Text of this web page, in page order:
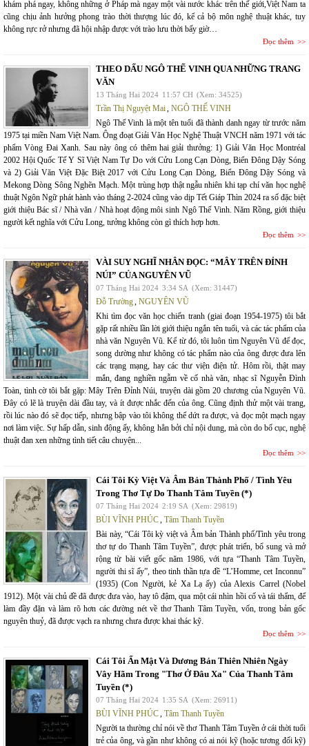
khám phá ngay, không những ở Pháp mà ngay một vài nước khác trên thế giới,Việt Nam ta
cũng chịu ảnh hưởng phong trào thời thượng lúc đó, kể cả bộ môn nghệ thuật khác, tuy
không rực rở nhưng đã hội nhập được với trào lưu thời bấy giờ…
Đọc thêm
THEO DẤU NGÔ THẾ VINH QUA NHỮNG TRANG
VĂN
13 Tháng Hai 2024 11:57 CH (Xem: 34525)
Trần Thị Nguyệt Mai, NGÔ THẾ VINH
Ngô Thế Vinh là một tên tuổi đã thành danh ngay từ trước năm
1975 tại miền Nam Việt Nam. Ông đoạt Giải Văn Học Nghệ Thuật VNCH năm 1971 với tác
phẩm Vòng Đai Xanh. Sau này ông có thêm hai giải thưởng: 1) Giải Văn Học Montréal
2002 Hội Quốc Tế Y Sĩ Việt Nam Tự Do với Cửu Long Cạn Dòng, Biển Đông Dậy Sóng
và 2) Giải Văn Việt Đặc Biệt 2017 với Cửu Long Cạn Dòng, Biển Đông Dậy Sóng và
Mekong Dòng Sông Nghẽn Mạch. Một trùng hợp thật ngẫu nhiên khi tạp chí văn học nghệ
thuật Ngôn Ngữ phát hành vào tháng 2-2024 cũng vào dịp Tết Giáp Thìn 2024 ra số đặc biệt
giới thiệu Bác sĩ / Nhà văn / Nhà hoạt động môi sinh Ngô Thế Vinh. Năm Rồng, giới thiệu
người kết nghĩa với Cửu Long, tưởng không còn gì thích hợp hơn.
Đọc thêm
VÀI SUY NGHĨ NHÂN ĐỌC: “MÂY TRÊN ĐỈNH
NÚI” CỦA NGUYÊN VŨ
07 Tháng Hai 2024 3:34 SA (Xem: 31447)
Đỗ Trường, NGUYÊN VŨ
Khi tìm đọc văn học chiến tranh (giai đoạn 1954-1975) tôi bắt
gặp rất nhiều lần lời giới thiệu ngắn tên tuổi, và các tác phẩm của
nhà văn Nguyên Vũ. Kể từ đó, tôi luôn tìm Nguyên Vũ để đọc,
song dường như không có tác phẩm nào của ông được đưa lên
các trạng mạng, hay các thư viện điện tử. Hôm rồi, thật may
mắn, đang nghiền ngẫm về cố nhà văn, nhạc sĩ Nguyễn Đình
Toàn, tình cờ tôi bắt gặp: Mây Trên Đỉnh Núi, truyện dài gồm 20 chương của Nguyên Vũ.
Đây có lẽ là truyện dài đầu tay, và ít được nhắc đến của ông. Cũng định thử một vài trang,
rồi lúc nào đó sẽ đọc tiếp, nhưng bập vào tôi không thể dứt ra được, và đọc một mạch ngay
nơi làm việc. Sự hấp dẫn, sinh động ấy, không hẳn bởi chỉ nội dung, mà còn do bố cục, nghệ
thuật đan xen những tình tiết câu chuyện...
Đọc thêm
Cái Tôi Kỳ Việt Và Âm Bản Thành Phố / Tình Yêu
Trong Thơ Tự Do Thanh Tâm Tuyền (*)
07 Tháng Hai 2024 2:19 SA (Xem: 29819)
BÙI VĨNH PHÚC, Tâm Thanh Tuyền
Bài này, “Cái Tôi kỳ việt và Âm bản Thành phố/Tình yêu trong
thơ tự do Thanh Tâm Tuyền”, được phát triển, bổ sung và mở
rộng từ bài viết gốc năm 1986, với tựa “Thanh Tâm Tuyền,
người thi sĩ ấy”, theo tinh thần tựa đề “L’Homme, cet Inconnu”
(1935) (Con Người, kẻ Xa Lạ ấy) của Alexis Carrel (Nobel
1912). Một vài chủ đề đã được đưa vào, hay tô đậm, qua một cái nhìn hồi cố và tái thẩm, để
làm đầy đặn và làm rõ hơn các đường nét về thơ Thanh Tâm Tuyền, vốn, trong bản gốc
nguyên thuỷ, đã được vạch ra nhưng chưa được khai thác kỹ.
Đọc thêm
Cái Tôi Ẩn Mật Và Dương Bản Thiên Nhiên Ngày
Vây Hãm Trong "Thơ Ở Đâu Xa" Của Thanh Tâm
Tuyền (*)
07 Tháng Hai 2024 1:35 SA (Xem: 26911)
BÙI VĨNH PHÚC, Tâm Thanh Tuyền
Người ta thường chỉ nói về thơ Thanh Tâm Tuyền ở cái thời tuổi
trẻ của ông, và gần như không có ai nói kỹ (hoặc tương đối kỹ)